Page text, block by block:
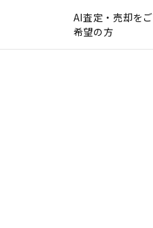
AI査定・売却をご
希望の方